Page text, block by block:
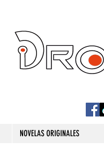
NOVELAS ORIGINALES